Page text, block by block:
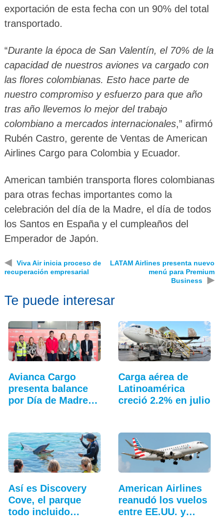
exportación de esta fecha con un 90% del total
transportado.
“Durante la época de San Valentín, el 70% de la
capacidad de nuestros aviones va cargado con
las flores colombianas. Esto hace parte de
nuestro compromiso y esfuerzo para que año
tras año llevemos lo mejor del trabajo
colombiano a mercados internacionales,” afirmó
Rubén Castro, gerente de Ventas de American
Airlines Cargo para Colombia y Ecuador.
American también transporta flores colombianas
para otras fechas importantes como la
celebración del día de la Madre, el día de todos
los Santos en España y el cumpleaños del
Emperador de Japón.
◀
Viva Air inicia proceso de
recuperación empresarial
LATAM Airlines presenta nuevo
menú para Premium
Business
▶
Te puede interesar
Avianca Cargo
presenta balance
por Día de Madres
Carga aérea de
Latinoamérica
creció 2.2% en julio
Así es Discovery
Cove, el parque
todo incluido
American Airlines
reanudó los vuelos
entre EE.UU. y…